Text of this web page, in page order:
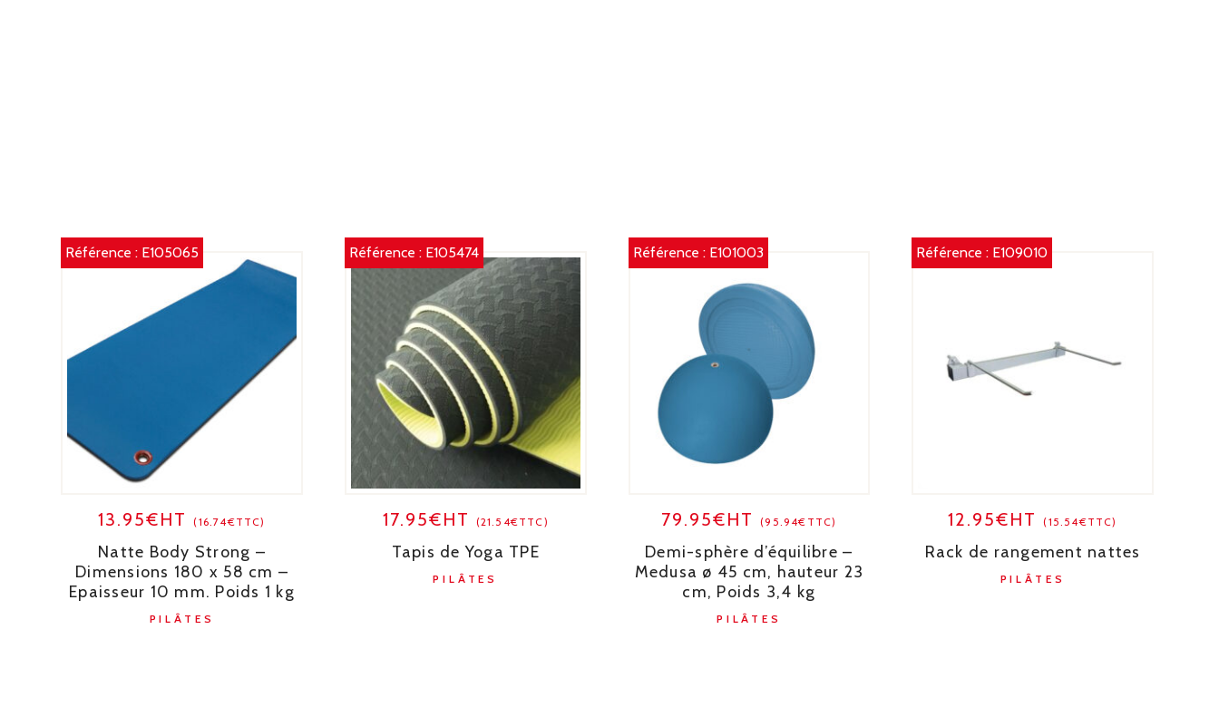
Référence : E105065
13.95€HT(16.74€TTC)
Natte Body Strong –
Dimensions 180 x 58 cm –
Epaisseur 10 mm. Poids 1 kg
PILÂTES
Référence : E105474
17.95€HT (21.54€TTC)
Tapis de Yoga TPE
PILÂTES
Référence : E101003
79.95€HT(95.94€TTC)
Demi-sphère d’équilibre –
Medusa ø 45 cm, hauteur 23
cm, Poids 3,4 kg
PILÂTES
Référence : E109010
12.95€HT(15.54€TTC)
Rack de rangement nattes
PILÂTES